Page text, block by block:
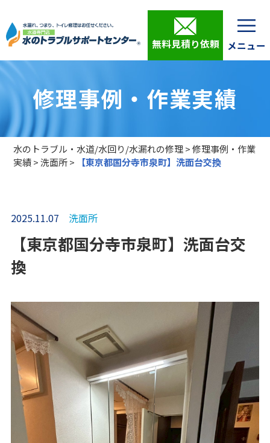
無料見積り依頼
修理事例・作業実績
水のトラブル・水道/水回り/水漏れの修理>修理事例・作業
実績>洗面所> 【東京都国分寺市泉町】洗面台交換
2025.11.07 洗面所
【東京都国分寺市泉町】洗面台交
換